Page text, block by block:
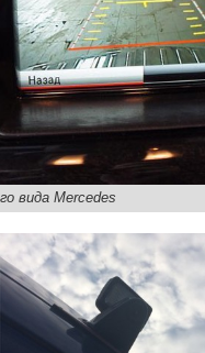
вида Mercedes